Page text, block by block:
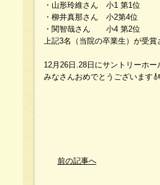
・山形玲維さん 小1 第1位
・柳井真那さん 小2第4位
・関智哉さん 小4 第2位
上記3名（当院の卒業生）が受賞
12月26日.28日にサントリーホ
みなさんおめでとうございます
前の記事へ